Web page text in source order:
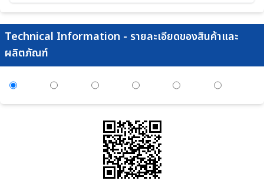
Technical Information - รายละเอียดของสินค้าและ
ผลิตภัณฑ์